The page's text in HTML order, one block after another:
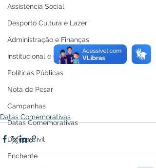
Assistência Social
Desporto Cultura e Lazer
Administração e Finanças
Institucional e Governo
Políticas Públicas
Nota de Pesar
Campanhas
Datas Comemorativas
Defesa Civil
Enchente
Datas Comemorativas